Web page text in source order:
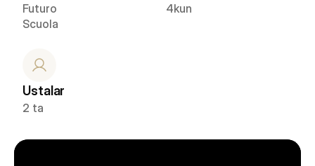
Futuro
Scuola
4kun
Ustalar
2 ta